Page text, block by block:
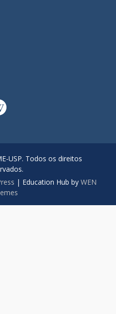
USP. Todos os direitos
| Education Hub by WEN